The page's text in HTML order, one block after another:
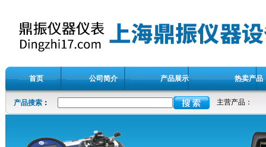
首页 公司简介 产品展示 热卖产品
产品搜索 ： 主营产品：